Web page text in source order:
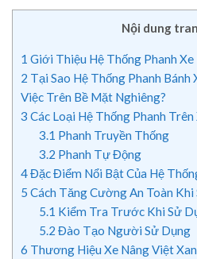
Nội dung
1 Giới Thiệu Hệ Thống Phanh Xe
2 Tại Sao Hệ Thống Phanh Bánh
Việc Trên Bề Mặt Nghiêng?
3 Các Loại Hệ Thống Phanh Trên
3.1 Phanh Truyền Thống
3.2 Phanh Tự Động
4Đặc Điểm Nổi Bật Của Hệ
5 Cách Tăng Cường An Toàn
5.1 Kiểm Tra Trước Khi Sử
5.2 Đào Tạo Người Sử Dụng
6 Thương Hiệu Xe Nâng Việt